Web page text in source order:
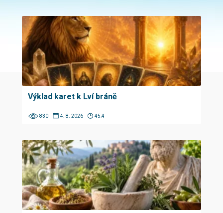
Výklad karet k Lví bráně
830 4. 8. 2026 45:4